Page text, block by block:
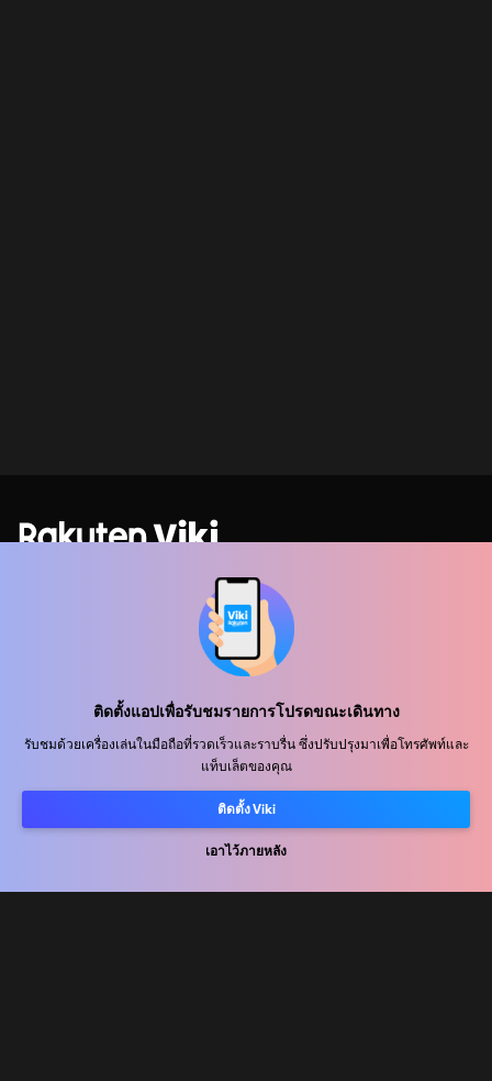
ติดตั้งแอปเพื่อรับชมรายการโปรดขณะเดินทาง
รับชมด้วยเครื่องเล่นในมือถือที่รวดเร็วและราบรื่น ซึ่งปรับปรุงมาเพื่อโทรศัพท์และ
แท็บเล็ตของคุณ
ติดตั้ง Viki
เอาไว้ภายหลัง
ร่วมงานกับเรา